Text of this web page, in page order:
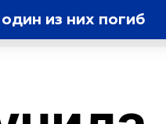
из них погиб